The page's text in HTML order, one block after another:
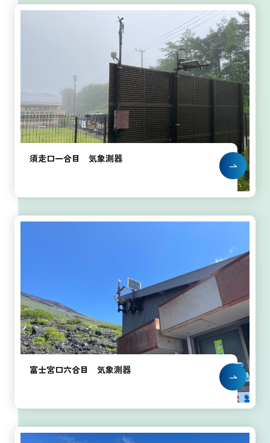
須走口一合目 気象測器
富士宮口六合目 気象測器